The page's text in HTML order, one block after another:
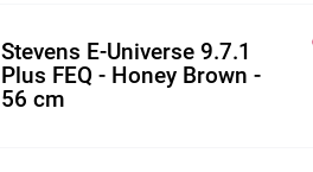
Stevens E-Universe 9.7.1
Plus FEQ - Honey Brown -
56 cm